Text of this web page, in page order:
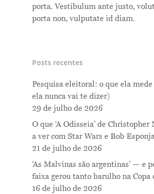
porta. Vestibulum ante justo,
porta non, vulputate id diam.
Posts recentes
Pesquisa eleitoral: o que ela mede
ela nunca vai te dizer)
29 de julho de 2026
O que ‘A Odisseia’ de
a ver com Star Wars e Bob
21 de julho de 2026
‘As Malvinas são argentinas’ — e
faixa gerou tanto barulho na Copa
16 de julho de 2026